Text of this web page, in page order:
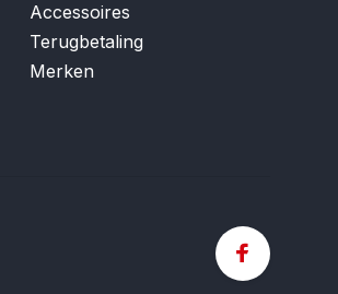
Accessoires
Terugbetaling
Merken